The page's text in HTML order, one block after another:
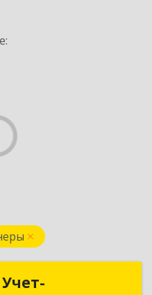
Учет-